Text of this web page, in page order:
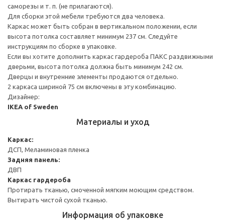
саморезы и т. п. (не прилагаются).
Для сборки этой мебели требуются два человека.
Каркас может быть собран в вертикальном положении, если
высота потолка составляет минимум 237 см. Следуйте
инструкциям по сборке в упаковке.
Если вы хотите дополнить каркас гардероба ПАКС раздвижными
дверьми, высота потолка должна быть минимум 242 см.
Дверцы и внутренние элементы продаются отдельно.
2 каркаса шириной 75 см включены в эту комбинацию.
Дизайнер:
IKEA of Sweden
Материалы и уход
Каркас:
ДСП, Меламиновая пленка
Задняя панель:
ДВП
Каркас гардероба
Протирать тканью, смоченной мягким моющим средством.
Вытирать чистой сухой тканью.
Информация об упаковке